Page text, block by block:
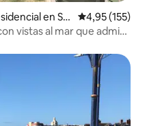
en So
Calificación
4,95 (155)
vistas al mar que admite
destacados